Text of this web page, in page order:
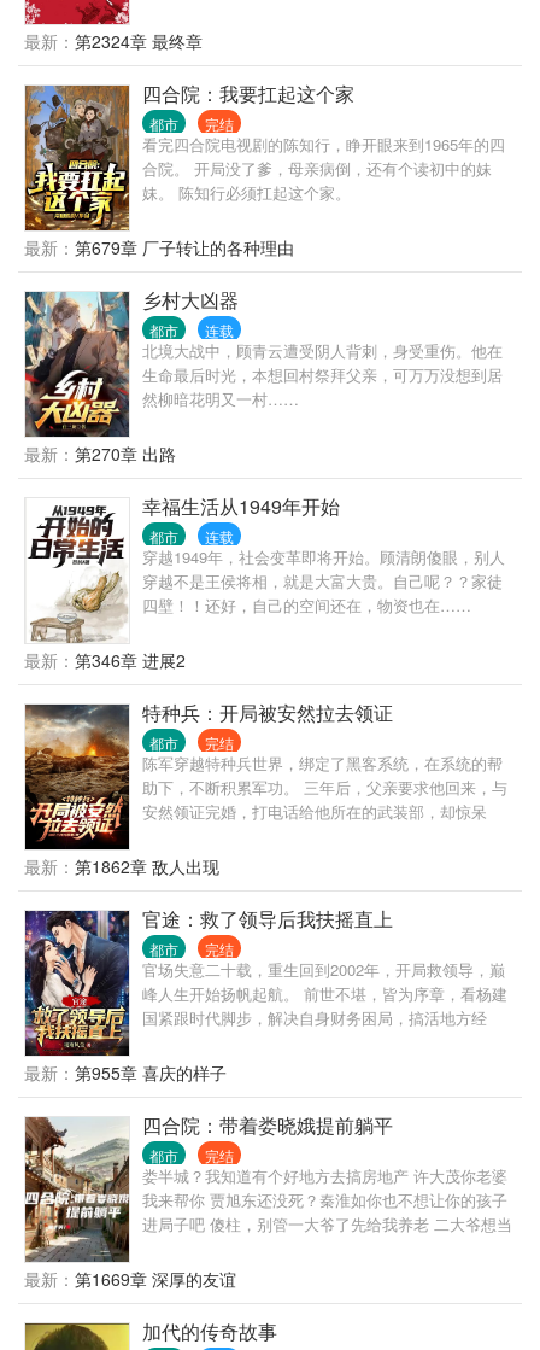
人情，误入了一个无解的棋局。 他以为自己要在监狱
里呆一辈子，没想到在破局的过程中，自己从棋子变
成了对弈人。
最新： 第2324章 最终章
四合院：我要扛起这个家
都市 完结
看完四合院电视剧的陈知行，睁开眼来到1965年的四
合院。 开局没了爹，母亲病倒，还有个读初中的妹
妹。 陈知行必须扛起这个家。
最新： 第679章 厂子转让的各种理由
乡村大凶器
都市 连载
北境大战中，顾青云遭受阴人背刺，身受重伤。他在
生命最后时光，本想回村祭拜父亲，可万万没想到居
然柳暗花明又一村……
最新： 第270章 出路
幸福生活从1949年开始
都市 连载
穿越1949年，社会变革即将开始。顾清朗傻眼，别人
穿越不是王侯将相，就是大富大贵。自己呢？？家徒
四壁！！还好，自己的空间还在，物资也在……
最新： 第346章 进展2
特种兵：开局被安然拉去领证
都市 完结
陈军穿越特种兵世界，绑定了黑客系统，在系统的帮
助下，不断积累军功。 三年后，父亲要求他回来，与
安然领证完婚，打电话给他所在的武装部，却惊呆
最新： 第1862章 敌人出现
官途：救了领导后我扶摇直上
都市 完结
官场失意二十载，重生回到2002年，开局救领导，巅
峰人生开始扬帆起航。 前世不堪，皆为序章，看杨建
国紧跟时代脚步，解决自身财务困局，搞活地方经
事，事事顺心，
最新： 第955章 喜庆的样子
四合院：带着娄晓娥提前躺平
都市 完结
娄半城？我知道有个好地方去搞房地产 许大茂你老婆
我来帮你 贾旭东还没死？秦淮如你也不想让你的孩子
进局子吧 傻柱，别管一大爷了先给我养老 二大爷想当
四合院？ 打工是不可能打工。 人生最好的选择当然是
傍富婆
最新： 第1669章 深厚的友谊
加代的传奇故事